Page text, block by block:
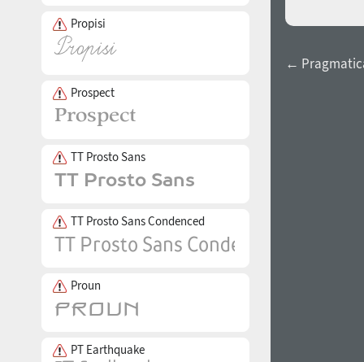
Propisi
Prospect
TT Prosto Sans
TT Prosto Sans Condenced
Proun
PT Earthquake
←